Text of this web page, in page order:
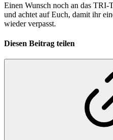
Einen Wunsch noch an das
und achtet auf Euch, damit ihr
wieder verpasst.
Diesen Beitrag teilen